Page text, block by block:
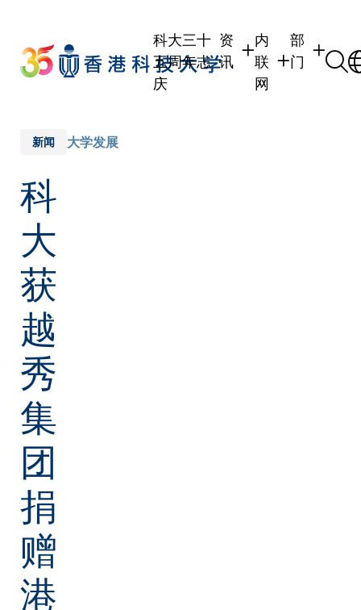
main
content
科大三十
五周年志
庆
资
讯
内
联
网
部
门
新闻 大学发展
科
大
获
越
秀
集
团
捐
赠
港